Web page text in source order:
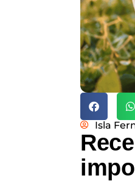
Isla